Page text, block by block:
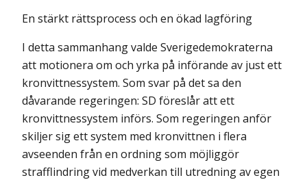
En stärkt rättsprocess och en ökad lagföring
I detta sammanhang valde Sverigedemokraterna
att motionera om och yrka på införande av just ett
kronvittnessystem. Som svar på det sa den
dåvarande regeringen: SD föreslår att ett
kronvittnessystem införs. Som regeringen anför
skiljer sig ett system med kronvittnen i flera
avseenden från en ordning som möjliggör
strafflindring vid medverkan till utredning av egen